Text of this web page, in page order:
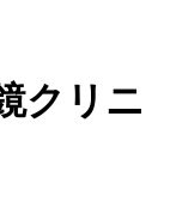
クリニ